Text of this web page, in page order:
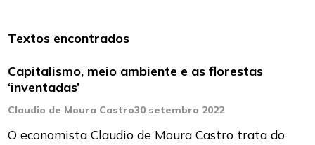
Textos encontrados
Capitalismo, meio ambiente e as florestas
‘inventadas’
Claudio de Moura Castro30 setembro 2022
O economista Claudio de Moura Castro trata do